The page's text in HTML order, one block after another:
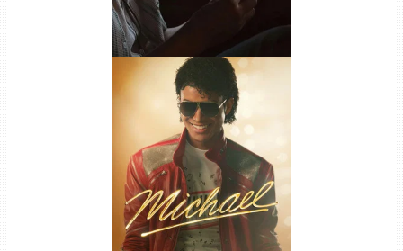
Michael Torrent (2026) WEB-
DL 1080p/4K Dual Áudio